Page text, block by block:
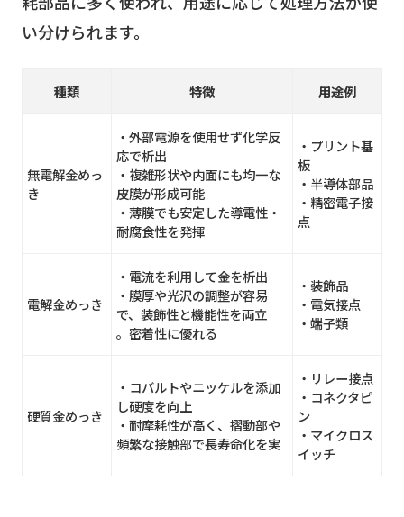
い分けられます。
種類 特徴 用途例
無電解金めっ
き
・外部電源を使用せず化学反
応で析出
・複雑形状や内面にも均一な
皮膜が形成可能
・薄膜でも安定した導電性・
耐腐食性を発揮
・プリント基
板
・半導体部品
・精密電子接
点
電解金めっき
・電流を利用して金を析出
・膜厚や光沢の調整が容易
で、装飾性と機能性を両立
。密着性に優れる
・装飾品
・電気接点
・端子類
硬質金めっき
・コバルトやニッケルを添加
し硬度を向上
・耐摩耗性が高く、摺動部や
頻繁な接触部で長寿命化を実
・リレー接点
・コネクタピ
ン
・マイクロス
イッチ